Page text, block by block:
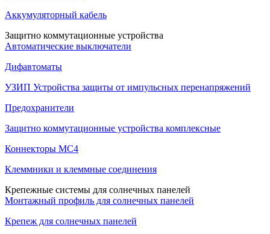
Аккумуляторный кабель
Защитно коммутационные устройства
Автоматические выключатели
Дифавтоматы
УЗИП Устройства защиты от импульсных перенапряжений
Предохранители
Защитно коммутационные устройства комплексные
Коннекторы MC4
Клеммники и клеммные соединения
Крепежные системы для солнечных панелей
Монтажный профиль для солнечных панелей
Крепеж для солнечных панелей